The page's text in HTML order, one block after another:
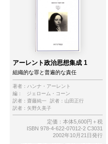
アーレント政治思想集成 1
組織的な罪と普遍的な責任
著者： ハンナ・アーレント
編：
ジェローム・コーン
訳者： 齋藤純一 訳者： 山田正行
訳者： 矢野久美子
定価：本体5,600円＋税
ISBN 978-4-622-07012-2 C3031
2002年10月21日発行